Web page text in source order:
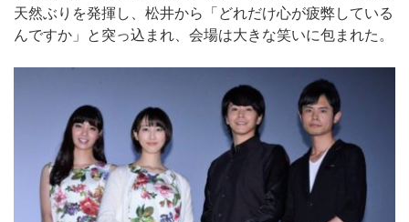
天然ぶりを発揮し、松井から「どれだけ心が疲弊している
んですか」と突っ込まれ、会場は大きな笑いに包まれた。